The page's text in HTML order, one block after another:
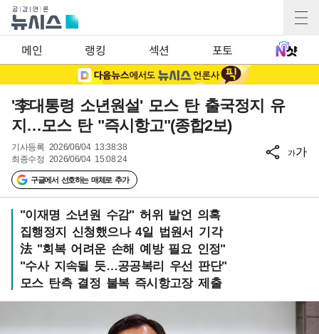
메인 랭킹 섹션 포토
'李대통령 소년원설' 모스 탄 출국정지 유
지…모스 탄 "즉시항고"(종합2보)
기사등록 2026/06/04 13:38:38
최종수정 2026/06/04 15:08:24
구글에서 선호하는 매체로 추가
가가
"이재명 소년원 수감" 허위 발언 의혹
집행정지 신청했으나 4일 법원서 기각
法 "회복 어려운 손해 예방 필요 인정"
"수사 지속될 듯…공공복리 우선 판단"
모스 탄측 결정 불복 즉시항고장 제출